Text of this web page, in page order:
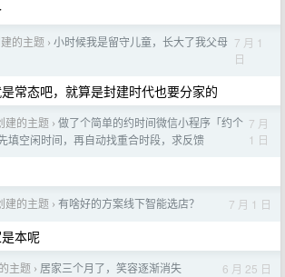
的主题 › 小时候我是留守儿童，长大了我父母 7 月 1
日
常态吧，就算是封建时代也要分家的
建的主题 › 做了个简单的约时间微信小程序「约个
填空闲时间，再自动找重合时段，求反馈
7 月
1 日
建的主题 › 有啥好的方案线下智能选店？ 7 月 1 日
本呢
主题 › 居家三个月了，笑容逐渐消失 6 月 25 日